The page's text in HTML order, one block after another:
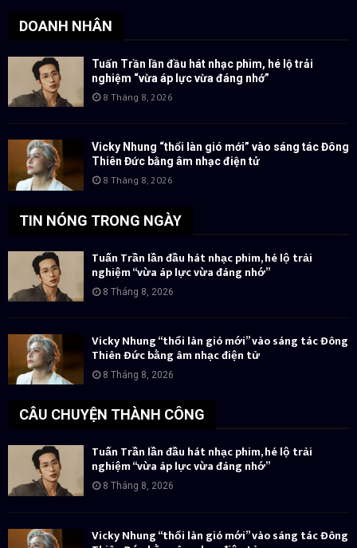
DOANH NHÂN
Tuấn Trần lần đầu hát nhạc phim, hé lộ trải
nghiệm “vừa áp lực vừa đáng nhớ”
8 Tháng 8, 2026
Vicky Nhung “thổi làn gió mới” vào sáng tác Đông
Thiên Đức bằng âm nhạc điện tử
8 Tháng 8, 2026
TIN NÓNG TRONG NGÀY
Tuấn Trần lần đầu hát nhạc phim, hé lộ trải
nghiệm “vừa áp lực vừa đáng nhớ”
8 Tháng 8, 2026
Vicky Nhung “thổi làn gió mới” vào sáng tác Đông
Thiên Đức bằng âm nhạc điện tử
8 Tháng 8, 2026
CÂU CHUYỆN THÀNH CÔNG
Tuấn Trần lần đầu hát nhạc phim, hé lộ trải
nghiệm “vừa áp lực vừa đáng nhớ”
8 Tháng 8, 2026
Vicky Nhung “thổi làn gió mới” vào sáng tác Đông